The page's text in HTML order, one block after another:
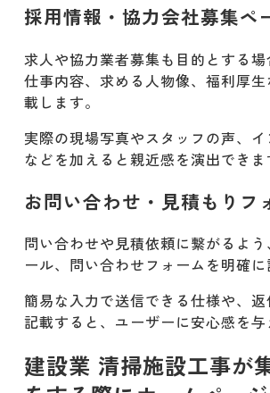
採用情報・協力会社募集ペ
求人や協力業者募集も目的とする場
仕事内容、求める人物像、福利厚
載します。
実際の現場写真やスタッフの声、
などを加えると親近感を演出できま
お問い合わせ・見積もりフ
問い合わせや見積依頼に繋がるよ
ール、問い合わせフォームを明確に
簡易な入力で送信できる仕様や、
記載すると、ユーザーに安心感を与
建設業 清掃施設工事が